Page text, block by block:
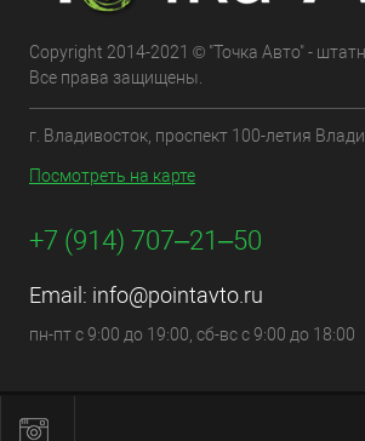
Copyright 2014-2021 © "Точка Авто" -
Все права защищены.
г. Владивосток, проспект 100-летия
Посмотреть на карте
+7 (914) 707‒21‒50
Email: info@pointavto.ru
пн-пт с 9:00 до 19:00, сб-вс с 9:00 до 18:00